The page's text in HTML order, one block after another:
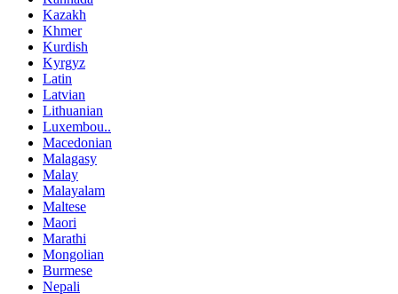
Kazakh
Khmer
Kurdish
Kyrgyz
Latin
Latvian
Lithuanian
Luxembou..
Macedonian
Malagasy
Malay
Malayalam
Maltese
Maori
Marathi
Mongolian
Burmese
Nepali